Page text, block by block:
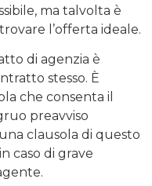
ma talvolta è
l’offerta ideale.
di agenzia è
stesso. È
che consenta il
preavviso
clausola di questo
caso di grave